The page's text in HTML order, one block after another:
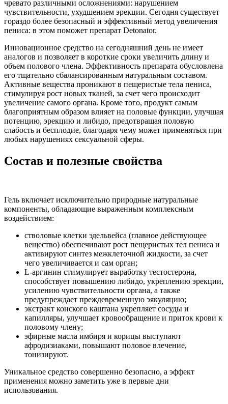
чревато различными осложнениями: нарушением
чувствительности, ухудшением эрекции. Сегодня существует
гораздо более безопасный и эффективный метод увеличения
пениса: в этом поможет препарат Detonator.
Инновационное средство на сегодняшний день не имеет
аналогов и позволяет в короткие сроки увеличить длину и
объем полового члена. Эффективность препарата обусловлена
его тщательно сбалансированным натуральным составом.
Активные вещества проникают в пещеристые тела пениса,
стимулируя рост новых тканей, за счет чего происходит
увеличение самого органа. Кроме того, продукт самым
благоприятным образом влияет на половые функции, улучшая
потенцию, эрекцию и либидо, предотвращая половую
слабость и бесплодие, благодаря чему может применяться при
любых нарушениях сексуальной сферы.
Состав и полезные свойства
Гель включает исключительно природные натуральные
компоненты, обладающие выраженным комплексным
воздействием:
стволовые клетки эдельвейса (главное действующее
вещество) обеспечивают рост пещеристых тел пениса и
активируют синтез межклеточной жидкости, за счет
чего увеличивается и сам орган;
L-аргинин стимулирует выработку тестостерона,
способствует повышению либидо, укреплению эрекции,
усилению чувствительности органа, а также
предупреждает преждевременную эякуляцию;
экстракт конского каштана укрепляет сосуды и
капилляры, улучшает кровообращение и приток крови к
половому члену;
эфирные масла имбиря и корицы выступают
афродизиаками, повышают половое влечение,
тонизируют.
Уникальное средство совершенно безопасно, а эффект
применения можно заметить уже в первые дни
использования.